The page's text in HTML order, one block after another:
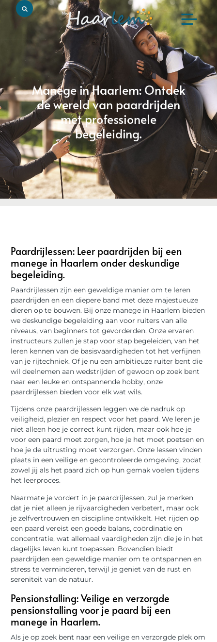
Manege in Haarlem: Ontdek
de wereld van paardrijden
met professionele
begeleiding.
Paardrijlessen: Leer paardrijden bij een
manege in Haarlem onder deskundige
begeleiding.
Paardrijlessen zijn een geweldige manier om te leren
paardrijden en een diepere band met deze majestueuze
dieren op te bouwen. Bij onze manege in Haarlem bieden
we deskundige begeleiding aan voor ruiters van alle
niveaus, van beginners tot gevorderden. Onze ervaren
instructeurs zullen je stap voor stap begeleiden, van het
leren kennen van de basisvaardigheden tot het verfijnen
van je rijtechniek. Of je nu een ambitieuze ruiter bent die
wil deelnemen aan wedstrijden of gewoon op zoek bent
naar een leuke en ontspannende hobby, onze
paardrijlessen bieden voor elk wat wils.
Tijdens onze paardrijlessen leggen we de nadruk op
veiligheid, plezier en respect voor het paard. We leren je
niet alleen hoe je correct kunt rijden, maar ook hoe je
voor een paard moet zorgen, hoe je het moet poetsen en
hoe je de uitrusting moet verzorgen. Onze lessen vinden
plaats in een veilige en gecontroleerde omgeving, zodat
zowel jij als het paard zich op hun gemak voelen tijdens
het leerproces.
Naarmate je vordert in je paardrijlessen, zul je merken
dat je niet alleen je rijvaardigheden verbetert, maar ook
je zelfvertrouwen en discipline ontwikkelt. Het rijden op
een paard vereist een goede balans, coördinatie en
concentratie, wat allemaal vaardigheden zijn die je in het
dagelijks leven kunt toepassen. Bovendien biedt
paardrijden een geweldige manier om te ontspannen en
stress te verminderen, terwijl je geniet van de rust en
sereniteit van de natuur.
Pensionstalling: Veilige en verzorgde
pensionstalling voor je paard bij een
manege in Haarlem.
Als je op zoek bent naar een veilige en verzorgde plek om